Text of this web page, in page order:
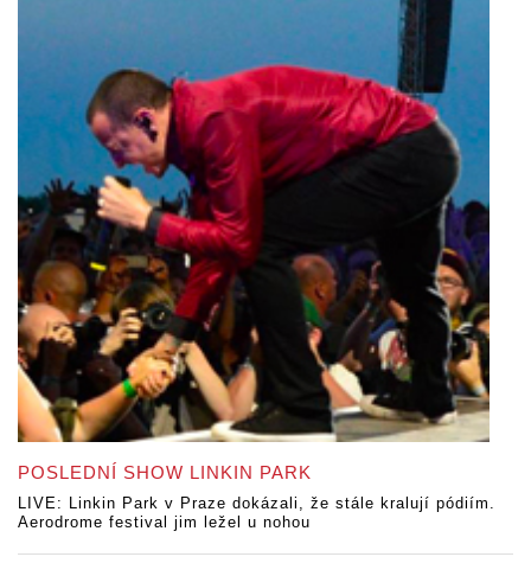
POSLEDNÍ SHOW LINKIN PARK
LIVE: Linkin Park v Praze dokázali, že stále kralují pódiím.
Aerodrome festival jim ležel u nohou